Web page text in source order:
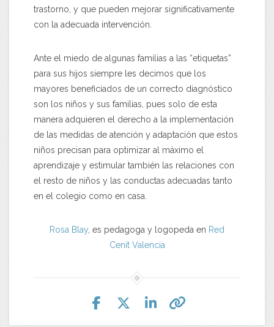
trastorno, y que pueden mejorar significativamente
con la adecuada intervención.
Ante el miedo de algunas familias a las “etiquetas”
para sus hijos siempre les decimos que los
mayores beneficiados de un correcto diagnóstico
son los niños y sus familias, pues solo de esta
manera adquieren el derecho a la implementación
de las medidas de atención y adaptación que estos
niños precisan para optimizar al máximo el
aprendizaje y estimular también las relaciones con
el resto de niños y las conductas adecuadas tanto
en el colegio como en casa.
Rosa Blay, es pedagoga y logopeda en Red
Cenit Valencia